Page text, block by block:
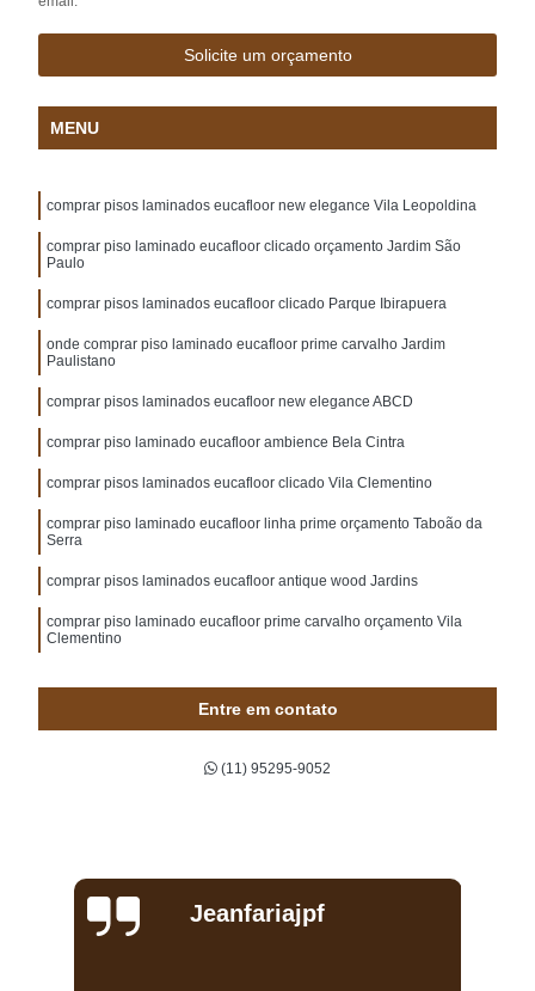
Solicite um orçamento
MENU
comprar pisos laminados eucafloor new elegance Vila Leopoldina
comprar piso laminado eucafloor clicado orçamento Jardim São
Paulo
comprar pisos laminados eucafloor clicado Parque Ibirapuera
onde comprar piso laminado eucafloor prime carvalho Jardim
Paulistano
comprar pisos laminados eucafloor new elegance ABCD
comprar piso laminado eucafloor ambience Bela Cintra
comprar pisos laminados eucafloor clicado Vila Clementino
comprar piso laminado eucafloor linha prime orçamento Taboão da
Serra
comprar pisos laminados eucafloor antique wood Jardins
comprar piso laminado eucafloor prime carvalho orçamento Vila
Clementino
empresa para comprar piso laminado eucafloor antique wood
Consolação
empresa para comprar piso laminado eucafloor click Jardins
comprar piso laminado eucafloor para apartamento Vila Mariana
comprar piso laminado eucafloor prime orçamento Alto da Lapa
Entre em contato
(11) 95295-9052
Jeanfariajpf